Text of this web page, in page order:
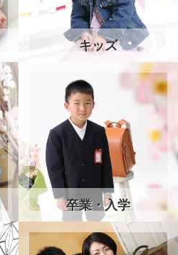
キッズ
卒業・入学